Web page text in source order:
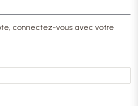
connectez-vous avec votre